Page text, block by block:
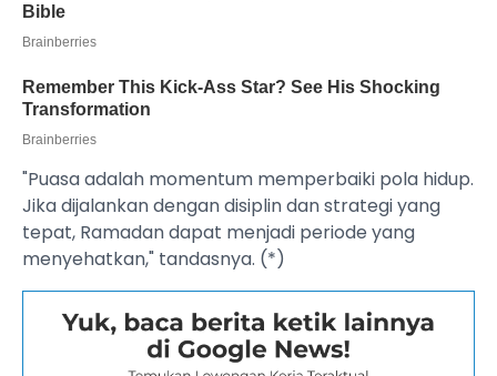
"Puasa adalah momentum memperbaiki pola hidup.
Jika dijalankan dengan disiplin dan strategi yang
tepat, Ramadan dapat menjadi periode yang
menyehatkan," tandasnya. (*)